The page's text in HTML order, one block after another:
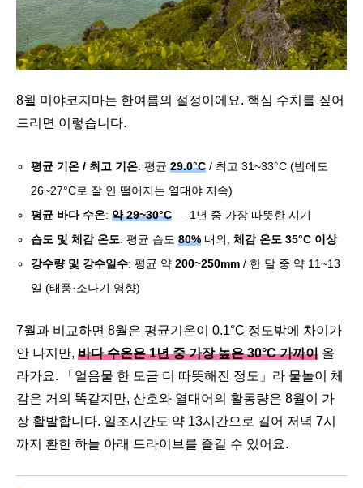
8월 미야코지마는 한여름의 절정이에요. 핵심 수치를 짚어
드리면 이렇습니다.
평균 기온 / 최고 기온: 평균29.0°C / 최고 31~33°C (밤에도
26~27°C로 잘 안 떨어지는 열대야 지속)
평균 바다 수온:약 29~30°C — 1년 중 가장 따뜻한 시기
습도 및 체감 온도: 평균 습도80% 내외,체감 온도 35°C 이상
강수량 및 강수일수: 평균 약200~250mm / 한 달 중 약 11~13
일 (태풍·소나기 영향)
7월과 비교하면 8월은 평균기온이 0.1°C 정도밖에 차이가
안 나지만, 바다 수온은 1년 중 가장 높은 30°C 가까이 올
라가요. 「얼음물 한 모금 더 따뜻해진 정도」라 물놀이 체
감은 거의 똑같지만, 산호와 열대어의 활동량은 8월이 가
장 활발합니다. 일조시간도 약 13시간으로 길어 저녁 7시
까지 환한 하늘 아래 드라이브를 즐길 수 있어요.